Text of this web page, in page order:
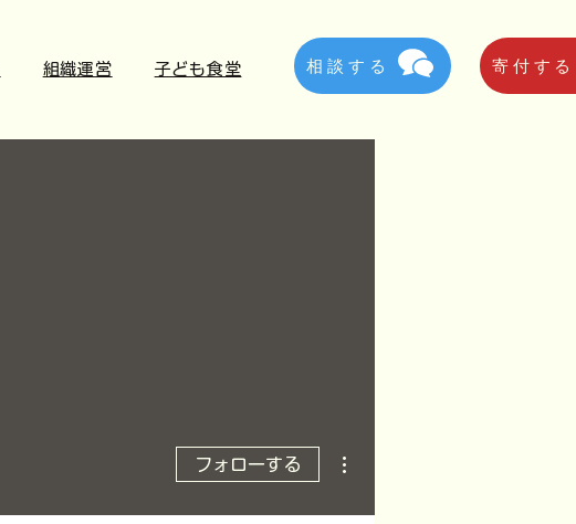
組織運営 子ども食堂 相談する 寄付する
フォローする